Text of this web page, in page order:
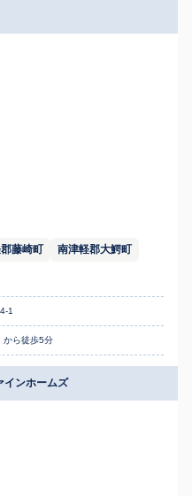
藤崎町
南津軽郡大鰐町
1
から徒歩5分
ンホームズ